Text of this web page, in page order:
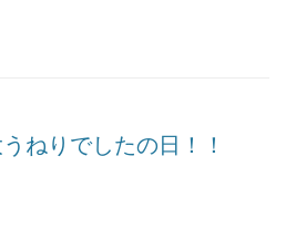
ねりでしたの日！！